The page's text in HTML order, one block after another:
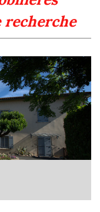
recherche